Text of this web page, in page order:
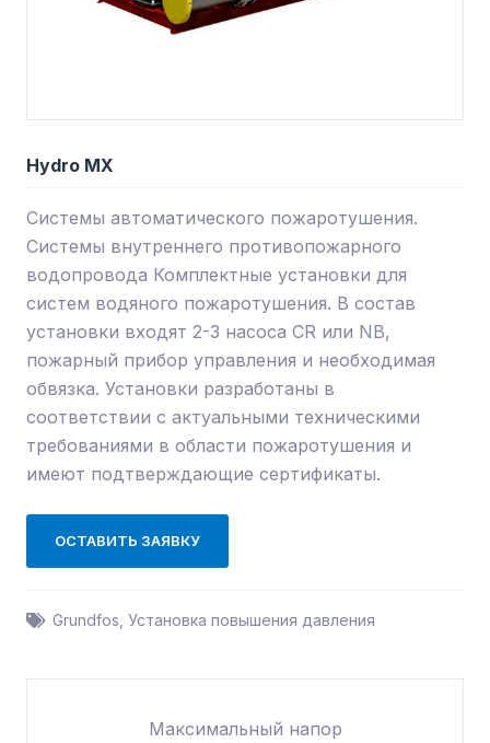
Hydro MX
Системы автоматического пожаротушения.
Системы внутреннего противопожарного
водопровода Комплектные установки для
систем водяного пожаротушения. В состав
установки входят 2-3 насоса CR или NB,
пожарный прибор управления и необходимая
обвязка. Установки разработаны в
соответствии с актуальными техническими
требованиями в области пожаротушения и
имеют подтверждающие сертификаты.
ОСТАВИТЬ ЗАЯВКУ
Grundfos Установка повышения давления
Максимальный напор